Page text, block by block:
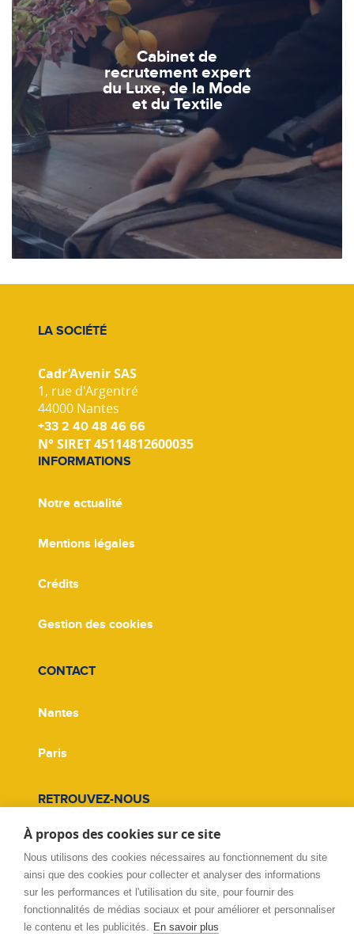
Cabinet de
recrutement expert
du Luxe, de la Mode
et du Textile
LA SOCIÉTÉ
Cadr’Avenir SAS
1, rue d'Argentré
44000 Nantes
+33 2 40 48 46 66
N° SIRET 45114812600035
INFORMATIONS
Notre actualité
Mentions légales
Crédits
Gestion des cookies
CONTACT
Nantes
Paris
RETROUVEZ-NOUS
Facebook
Twitter
Linkedin
À propos des cookies sur ce site
Nous utilisons des cookies nécessaires au fonctionnement du site
ainsi que des cookies pour collecter et analyser des informations
sur les performances et l'utilisation du site, pour fournir des
fonctionnalités de médias sociaux et pour améliorer et personnaliser
le contenu et les publicités. En savoir plus